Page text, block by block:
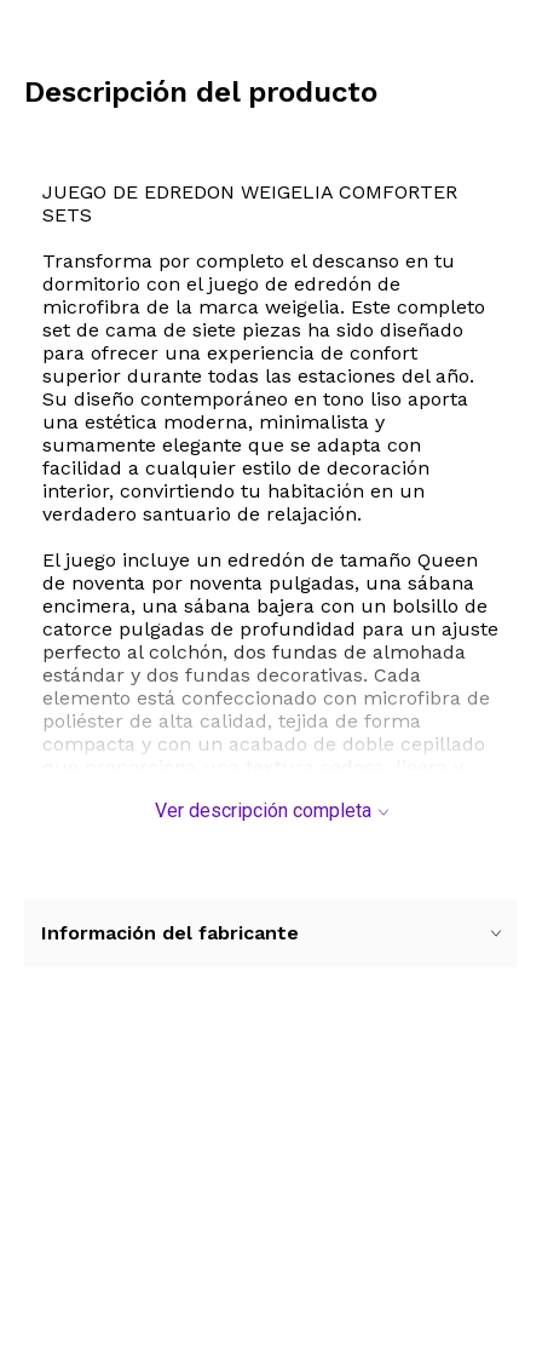
Descripción del producto
JUEGO DE EDREDON WEIGELIA COMFORTER
SETS
Transforma por completo el descanso en tu
dormitorio con el juego de edredón de
microfibra de la marca weigelia. Este completo
set de cama de siete piezas ha sido diseñado
para ofrecer una experiencia de confort
superior durante todas las estaciones del año.
Su diseño contemporáneo en tono liso aporta
una estética moderna, minimalista y
sumamente elegante que se adapta con
facilidad a cualquier estilo de decoración
interior, convirtiendo tu habitación en un
verdadero santuario de relajación.
El juego incluye un edredón de tamaño Queen
de noventa por noventa pulgadas, una sábana
encimera, una sábana bajera con un bolsillo de
catorce pulgadas de profundidad para un ajuste
perfecto al colchón, dos fundas de almohada
estándar y dos fundas decorativas. Cada
elemento está confeccionado con microfibra de
poliéster de alta calidad, tejida de forma
compacta y con un acabado de doble cepillado
como en las temporadas más cálidas. Además,
Ver descripción completa
Información del fabricante